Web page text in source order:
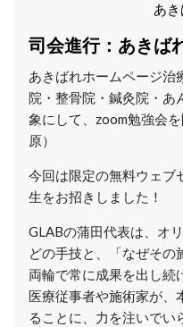
あ
司会進行：あきば
あきばれホームページ治
院・整骨院・鍼灸院・あ
象にして、 zoom勉強会
原）
今回は限定の無料ウェブ
生をお招きしました！
GLABの蒲田代表は、オ
どの手技と、「なぜその
両輪で常に成果を出し続
医療従事者や施術家が、
ることに、力を注いでい